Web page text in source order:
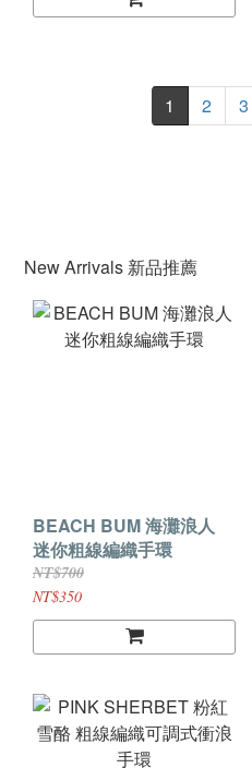
1 2 3
New Arrivals 新品推薦
BEACH BUM 海灘浪人
迷你粗線編織手環
NT$700
NT$350